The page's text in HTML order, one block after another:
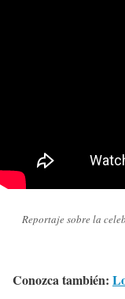
Reportaje sobre la
Conozca también: